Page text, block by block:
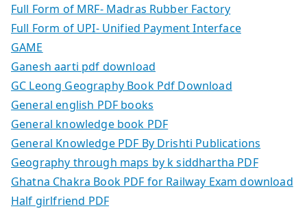
Full Form of MRF- Madras Rubber Factory
Full Form of UPI- Unified Payment Interface
GAME
Ganesh aarti pdf download
GC Leong Geography Book Pdf Download
General english PDF books
General knowledge book PDF
General Knowledge PDF By Drishti Publications
Geography through maps by k siddhartha PDF
Ghatna Chakra Book PDF for Railway Exam download
Half girlfriend PDF